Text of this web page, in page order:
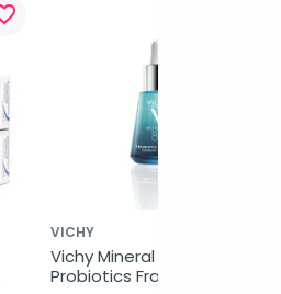
VICHY
Vichy Mineral 89
Probiotics Fractions, 30 ml